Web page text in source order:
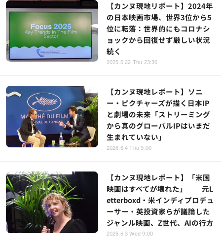
【カンヌ現地リポート】2024年
の日本映画市場、世界3位から5
位に転落：世界的にもコロナシ
ョックから回復せず厳しい状況
続く
2025.5.22 Thu 23:36
【カンヌ現地レポート】ソニ
ー・ピクチャーズが描く日本IP
と劇場の未来「ストリーミング
から真のグローバルIPはいまだ
生まれていない」
2026.6.4 Thu 9:00
【カンヌ現地レポート】「米国
映画はすべてが壊れた」──元L
etterboxd・米インディプロデュ
ーサー・英投資家らが議論した
ジャンル映画、Z世代、AIの行方
2026.6.3 Wed 9:00